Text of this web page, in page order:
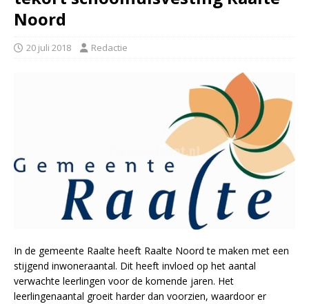
Noord
20 juli 2018 Redactie
In de gemeente Raalte heeft Raalte Noord te maken met een
stijgend inwoneraantal. Dit heeft invloed op het aantal
verwachte leerlingen voor de komende jaren. Het
leerlingenaantal groeit harder dan voorzien, waardoor er